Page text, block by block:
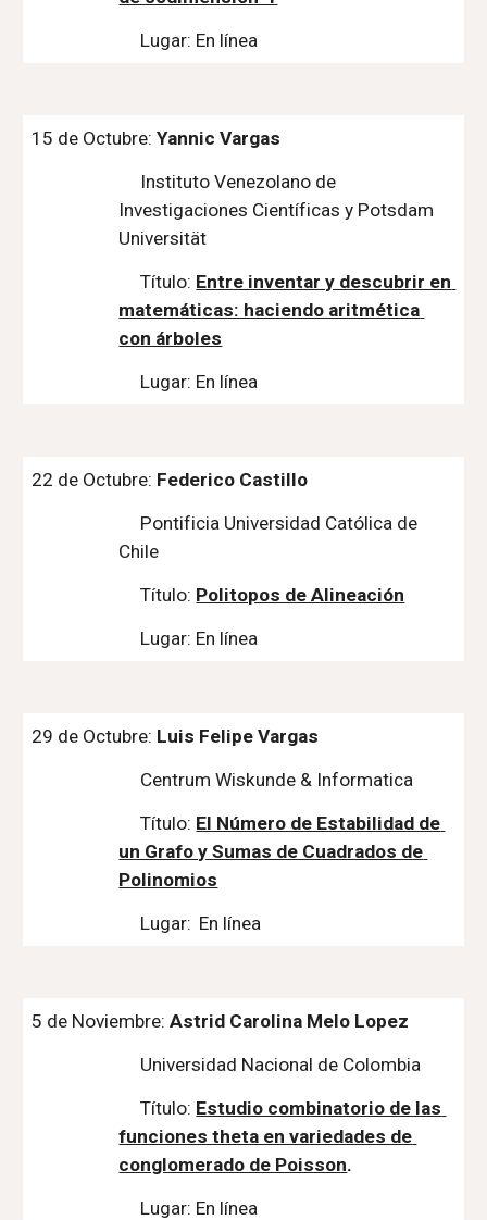
Lugar: En línea
15 de Octubre: Yannic Vargas
Instituto Venezolano de
Investigaciones Científicas y Potsdam
Universität
Título: Entre inventar y descubrir en
matemáticas: haciendo aritmética
con árboles
Lugar: En línea
22 de Octubre: Federico Castillo
Pontificia Universidad Católica de
Chile
Título: Politopos de Alineación
Lugar: En línea
29 de Octubre: Luis Felipe Vargas
Centrum Wiskunde & Informatica
Título: El Número de Estabilidad de
un Grafo y Sumas de Cuadrados de
Polinomios
Lugar: En línea
5 de Noviembre: Astrid Carolina Melo Lopez
Universidad Nacional de Colombia
Título: Estudio combinatorio de las
funciones theta en variedades de
conglomerado de Poisson.
Lugar: En línea